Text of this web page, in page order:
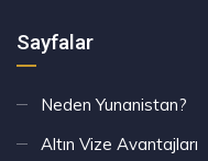
Sayfalar
Neden Yunanistan?
Altın Vize Avantajları